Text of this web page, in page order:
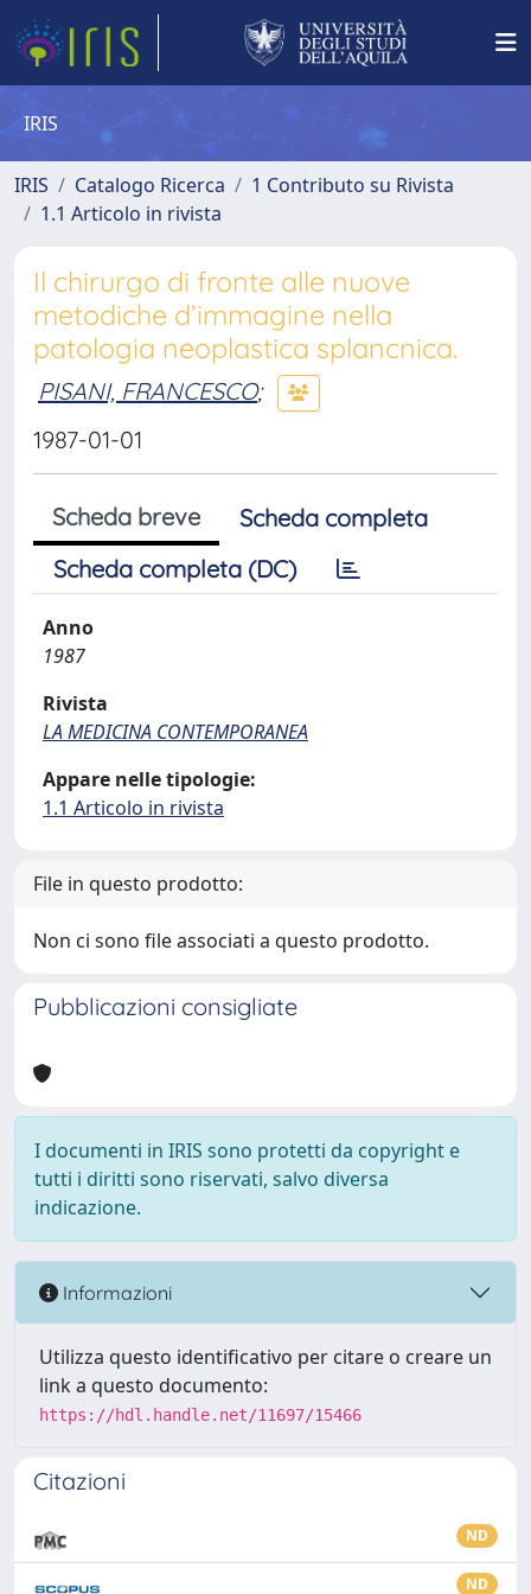
IRIS
IRIS Catalogo Ricerca
1 Contributo su Rivista
1.1 Articolo in rivista
Il chirurgo di fronte alle nuove
metodiche d’immagine nella
patologia neoplastica splancnica.
PISANI, FRANCESCO;
1987-01-01
Scheda breve
Scheda completa
Scheda completa (DC)
Anno
1987
Rivista
LA MEDICINA CONTEMPORANEA
Appare nelle tipologie:
1.1 Articolo in rivista
File in questo prodotto:
Non ci sono file associati a questo prodotto.
Pubblicazioni consigliate
I documenti in IRIS sono protetti da copyright e
tutti i diritti sono riservati, salvo diversa
indicazione.
Informazioni
Utilizza questo identificativo per citare o creare un
link a questo documento:
https://hdl.handle.net/11697/15466
Citazioni
ND
ND